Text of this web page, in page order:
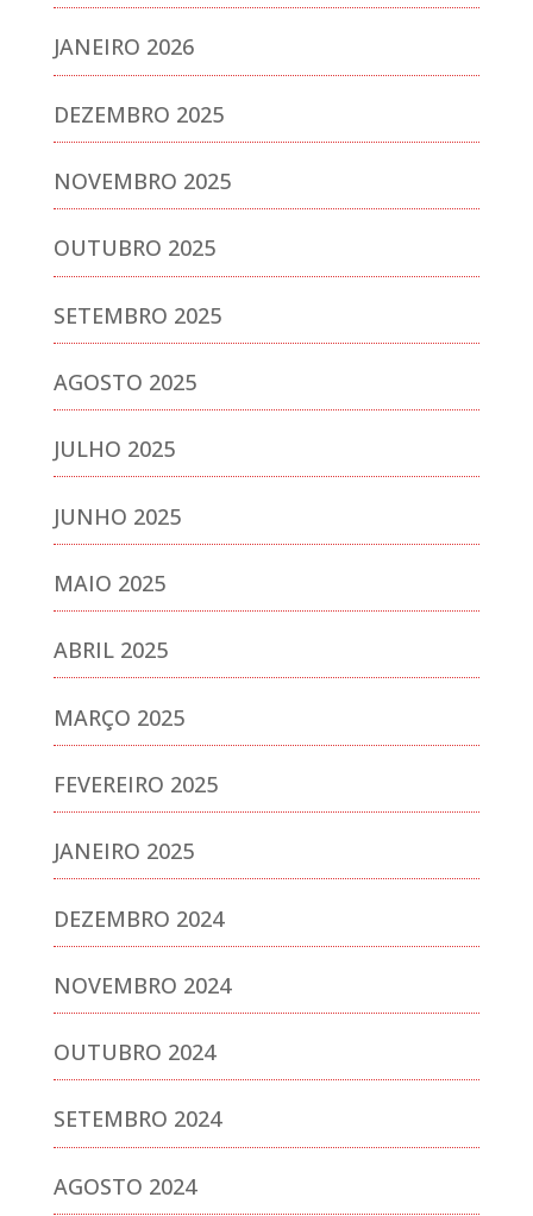
JANEIRO 2026
DEZEMBRO 2025
NOVEMBRO 2025
OUTUBRO 2025
SETEMBRO 2025
AGOSTO 2025
JULHO 2025
JUNHO 2025
MAIO 2025
ABRIL 2025
MARÇO 2025
FEVEREIRO 2025
JANEIRO 2025
DEZEMBRO 2024
NOVEMBRO 2024
OUTUBRO 2024
SETEMBRO 2024
AGOSTO 2024